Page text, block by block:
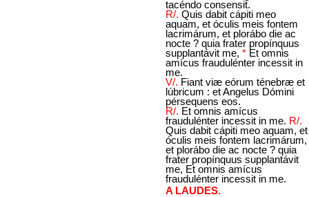
tacéndo consensit.
R/. Quis dabit cápiti meo
aquam, et óculis meis fontem
lacrimárum, et plorábo die ac
nocte ? quia frater propínquus
supplantávit me, * Et omnis
amícus fraudulénter incessit in
me.
V/. Fiant viæ eórum ténebræ et
lúbricum : et Angelus Dómini
pérsequens eos.
R/. Et omnis amícus
fraudulénter incessit in me. R/.
Quis dabit cápiti meo aquam, et
óculis meis fontem lacrimárum,
et plorábo die ac nocte ? quia
frater propínquus supplantávit
me, Et omnis amícus
fraudulénter incessit in me.
A LAUDES.